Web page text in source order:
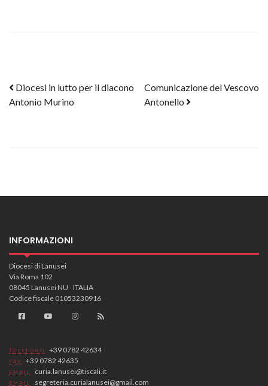
Post navigation
Diocesi in lutto per il diacono
Antonio Murino
Comunicazione del Vescovo
Antonello
INFORMAZIONI
Diocesi di Lanusei
Via Roma 102
08045 Lanusei NU - ITALIA
Codice fiscale 01053230916
TELEFONO +39 0782 42634
FAX +39 0782 42635
EMAIL curia.lanusei@tiscali.it
EMAIL segreteria.curialanusei@gmail.com